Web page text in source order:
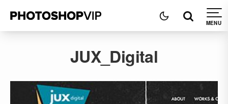
JUX_Digital